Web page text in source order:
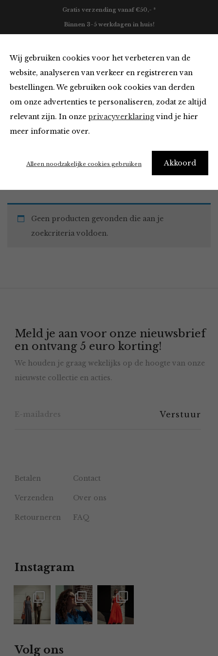
Wij gebruiken cookies voor het verbeteren van de
website, analyseren van verkeer en registreren van
bestellingen. We gebruiken ook cookies van derden
om onze advertenties te personaliseren, zodat ze altijd
relevant zijn. In onze privacyverklaringvind je hier
meer informatie over.
Akkoord
Alleen noodzakelijke cookies gebruiken
Gratis verzending vanaf €50,- *
Binnen 3-5 werkdagen in huis!
Must Haves
Home Winkel Accessoires Must Haves
Geen producten gevonden die aan je
zoekcriteria voldoen.
Meld je aan voor onze nieuwsbrief
en ontvang 5 euro korting!
We houden je graag wekelijks op de hoogte van onze
nieuwste collectie en acties.
Betalen Contact
Verzenden Over ons
Retourneren FAQ
Instagram
Volg ons